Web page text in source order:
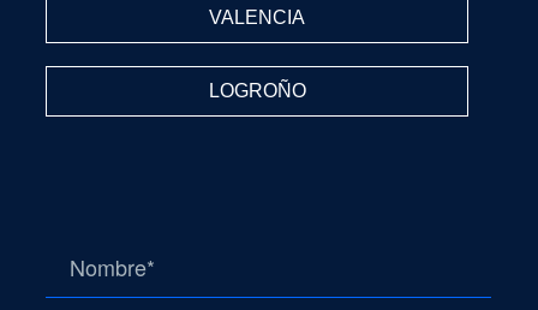
VALENCIA
LOGROÑO